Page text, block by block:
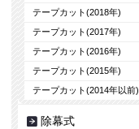
テープカット(2018年)
テープカット(2017年)
テープカット(2016年)
テープカット(2015年)
テープカット(2014年以前)
除幕式